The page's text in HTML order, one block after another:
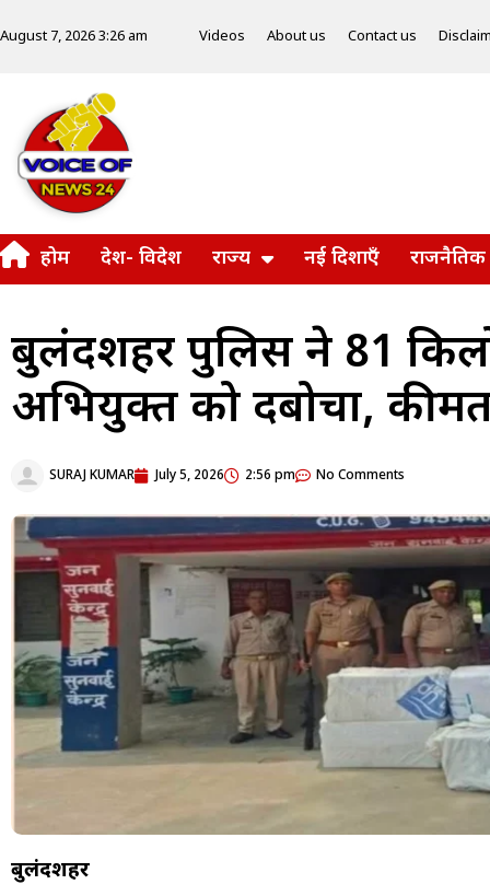
August 7, 2026 3:26 am Videos About us Contact us
होम देश- विदेश राज्य नई दिशाएँ राजनैतिक
बुलंदशहर पुलिस ने 81 किलो
अभियुक्त को दबोचा,
SURAJ KUMAR July 5, 2026 2:56 pm No Comments
बुलंदशहर